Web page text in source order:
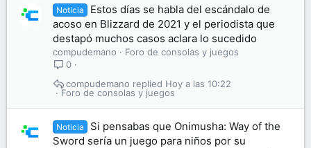
Noticia
Estos días se habla del escándalo de
acoso en Blizzard de 2021 y el periodista que
destapó muchos casos aclara lo sucedido
compudemano
Foro de consolas y juegos
0
Foro de consolas y juegos
Hoy a las 10:22
compudemano
Noticia
Si pensabas que Onimusha: Way of the
Sword sería un juego para niños por su